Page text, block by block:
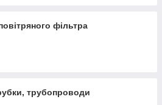
фільтра
трубопроводи